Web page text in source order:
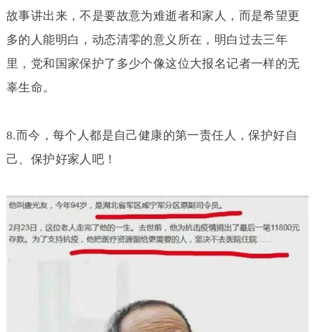
故事讲出来，不是要故意为难逝者和家人，而是希望更
多的人能明白，动态清零的意义所在，明白过去三年
里，党和国家保护了多少个像这位大报名记者一样的无
辜生命。
8.而今，每个人都是自己健康的第一责任人，保护好自
己、保护好家人吧！